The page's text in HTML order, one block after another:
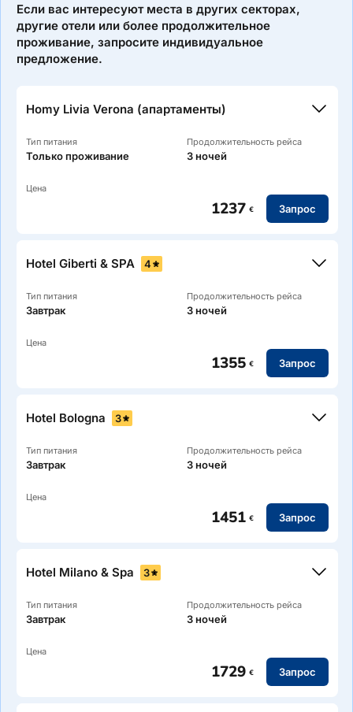
Если вас интересуют места в других секторах,
другие отели или более продолжительное
проживание, запросите индивидуальное
предложение.
Homy Livia Verona (апартаменты)
Тип питания
Только проживание
Продолжительность рейса
3 ночей
Цена
1237 € Запрос
Hotel Giberti & SPA 4
Тип питания
Завтрак
Продолжительность рейса
3 ночей
Цена
1355 € Запрос
Hotel Bologna 3
Тип питания
Завтрак
Продолжительность рейса
3 ночей
Цена
1451 € Запрос
Hotel Milano & Spa 3
Тип питания
Завтрак
Продолжительность рейса
3 ночей
Цена
1729 € Запрос